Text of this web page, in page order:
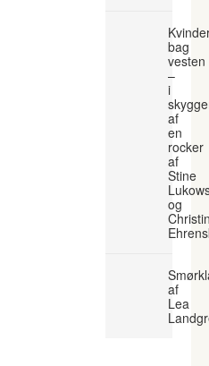
bag
vesten
–
i
af
en
rocker
af
Stine
og
af
Lea